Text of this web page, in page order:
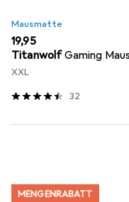
Mausmatte
EUR
19,95
TitanwolfGaming
XXL
32
MENGENRABATT